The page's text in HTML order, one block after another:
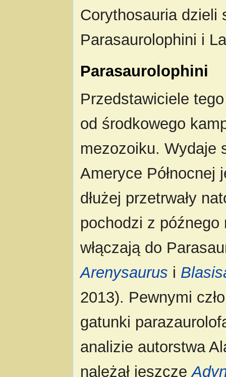
Corythosauria dzieli
Parasaurolophini i
Parasaurolophini
Przedstawiciele
od środkowego
mezozoiku. Wydaje
Ameryce Północnej
dłużej przetrwały
pochodzi z
włączają do
Arenysaurus i
2013). Pewnymi
gatunki
analizie autorstwa
należał jeszcze